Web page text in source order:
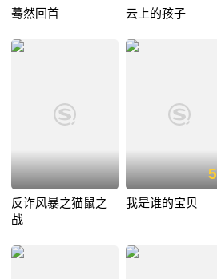
蓦然回首 云上的孩子
反诈风暴之猫鼠之
战
我是谁的宝贝